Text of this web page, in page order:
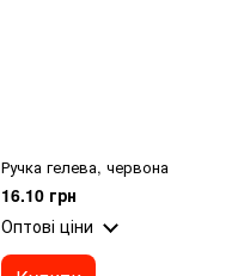
Ручка гелева, червона
16.10 грн
Оптові ціни